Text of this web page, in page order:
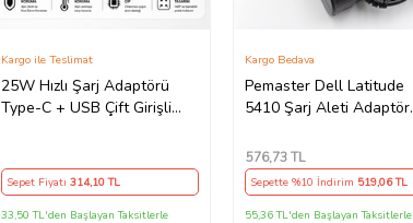
25W Hızlı Şarj Adaptörü
Type-C + USB Çift Girişli
Kargo ile Teslimat
Sepet Fiyatı 314,10 TL
33,50 TL'den Başlayan Taksitlerle
Pemaster Dell Latitude
5410 Şarj Aleti Adaptör
Kargo Bedava
576,73 TL
Sepette %10 İndirim 519,06 TL
55,36 TL'den Başlayan Taksitlerle